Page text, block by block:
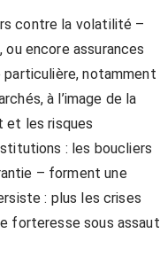
contre la volatilité –
encore assurances
particulière, notamment
à l’image de la
et les risques
: les boucliers
– forment une
: plus les crises
forteresse sous assaut